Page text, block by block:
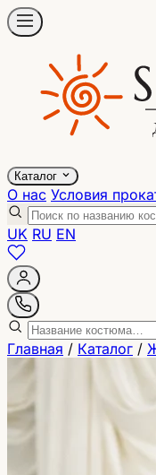
Каталог
О нас Условия
UK RU EN
Главная / Каталог /